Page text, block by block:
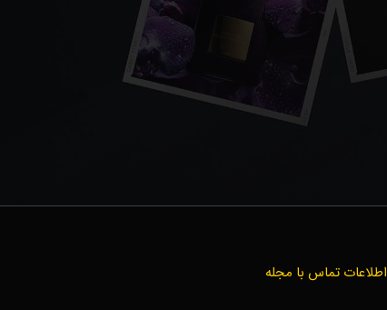
اطلاعات تماس با مجله